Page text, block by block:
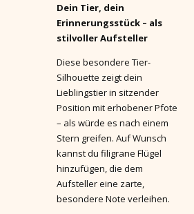
Dein Tier, dein
Erinnerungsstück – als
stilvoller Aufsteller
Diese besondere Tier-
Silhouette zeigt dein
Lieblingstier in sitzender
Position mit erhobener Pfote
– als würde es nach einem
Stern greifen. Auf Wunsch
kannst du filigrane Flügel
hinzufügen, die dem
Aufsteller eine zarte,
besondere Note verleihen.